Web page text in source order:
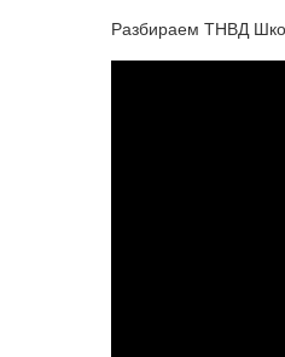
Разбираем ТНВД